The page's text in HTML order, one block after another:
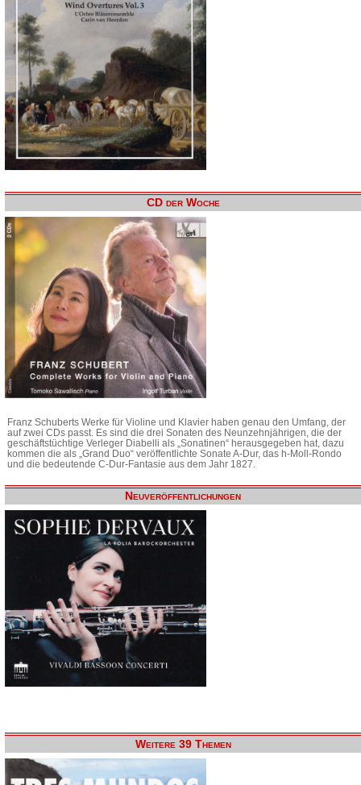
CD der Woche
Franz Schuberts Werke für Violine und Klavier haben genau den Umfang, der
auf zwei CDs passt. Es sind die drei Sonaten des Neunzehnjährigen, die der
geschäftstüchtige Verleger Diabelli als „Sonatinen“ herausgegeben hat, dazu
kommen die als „Grand Duo“ veröffentlichte Sonate A-Dur, das h-Moll-Rondo
und die bedeutende C-Dur-Fantasie aus dem Jahr 1827.
Neuveröffentlichungen
Weitere 39 Themen